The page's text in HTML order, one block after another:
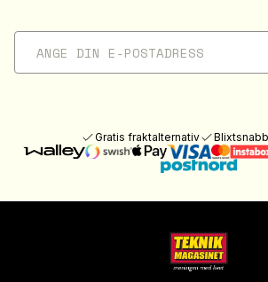
Gratis fraktalternativ